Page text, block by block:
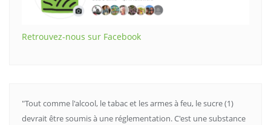
Retrouvez-nous sur Facebook
"Tout comme l'alcool, le tabac et les armes à feu, le sucre (1)
devrait être soumis à une réglementation. C'est une substance